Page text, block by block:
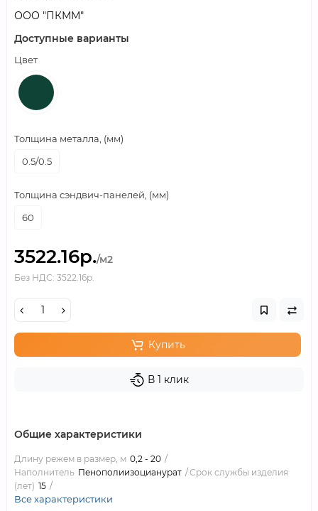
ООО "ПКММ"
Доступные варианты
Цвет
Толщина металла, (мм)
0.5/0.5
Толщина сэндвич-панелей, (мм)
60
3522.16р./м2
Без НДС: 3522.16р.
Купить
В 1 клик
Общие характеристики
Длину режем в размер, м 0,2 - 20
Наполнитель Пенополиизоцианурат
Срок службы изделия
(лет) 15
Все характеристики